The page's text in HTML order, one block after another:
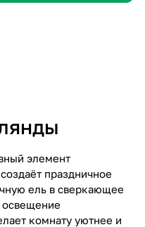
элемент
праздничное
ель в сверкающее
освещение
комнату уютнее и